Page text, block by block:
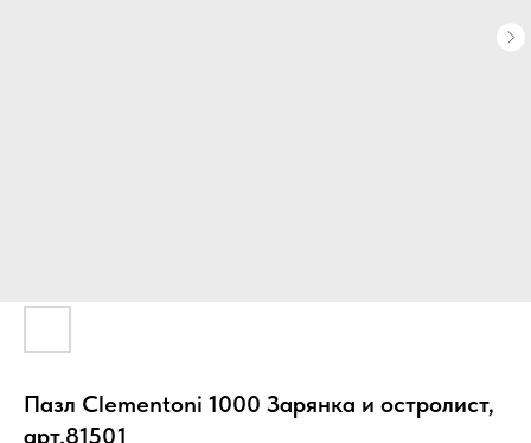
Пазл Clementoni 1000 Зарянка и остролист,
арт.81501